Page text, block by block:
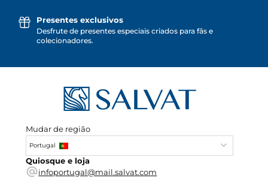
Presentes exclusivos
Desfrute de presentes especiais criados para fãs e
colecionadores.
Mudar de região
Portugal
Quiosque e loja
infoportugal@mail.salvat.com